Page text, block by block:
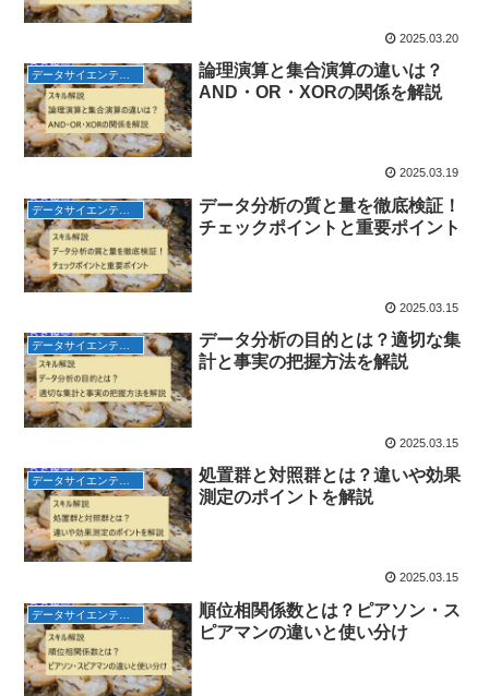
2025.03.20
データサイエンティスト検定
論理演算と集合演算の違いは？
AND・OR・XORの関係を解説
2025.03.19
データ分析の質と量を徹底検証！
チェックポイントと重要ポイント
2025.03.15
データ分析の目的とは？適切な集
計と事実の把握方法を解説
2025.03.15
処置群と対照群とは？違いや効果
測定のポイントを解説
2025.03.15
データサイエンティスト検定
順位相関係数とは？ピアソン・ス
ピアマンの違いと使い分け